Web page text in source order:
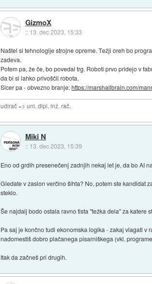
GizmoX
:: 13. dec 2023, 15:33
Naštel si tehnologije strojne opreme. Težji oreh bo
zadeva.
Potem pa, že če, bo povedal trg. Roboti prvo pridejo v
da bi si lahko privoščil robota.
Sicer pa - obvezno branje:https://marshallbrain.com/
udirač => uni. dipl. inž. rač.
Miki N
:: 13. dec 2023, 15:39
Eno od grdih presenečenj zadnjih nekaj let je, da bo AI
Gledate v zaslon verčino šihta? No, potem ste kandidat
steklo.
Še najdalj bodo ostala ravno tista "težka dela" za katere
Pa saj je končno tudi ekonomska logika - zakaj vlagati
nadomestiš dobro plačanega pisarniškega (vkl.
Itak da začneš pri drugih.